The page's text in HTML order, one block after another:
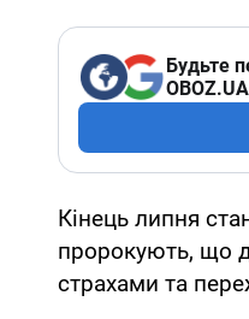
Будьте
Кінець липня
пророкують, що
страхами та